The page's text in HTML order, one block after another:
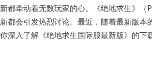
都牵动着无数玩家的心。《绝地求生》（
都会引发热烈讨论。最近，随着最新版本
深入了解《绝地求生国际服最新版》的下